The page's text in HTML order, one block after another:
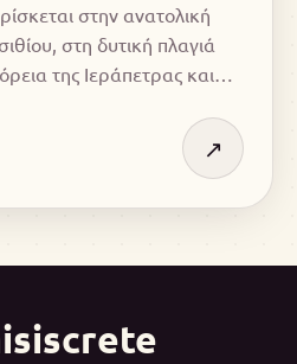
στην ανατολική
στη δυτική πλαγιά
της Ιεράπετρας και
↗